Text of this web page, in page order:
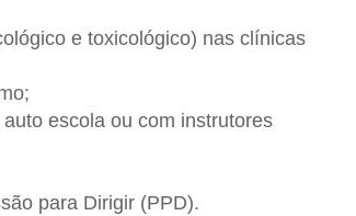
e toxicológico) nas clínicas
escola ou com instrutores
para Dirigir (PPD).